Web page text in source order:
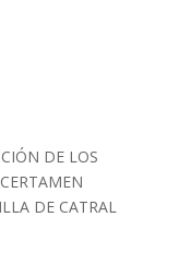
DE LOS
DE CATRAL